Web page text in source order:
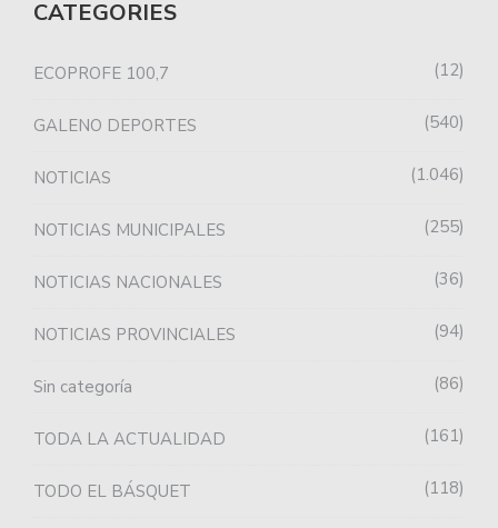
CATEGORIES
ECOPROFE 100,7 12
GALENO DEPORTES 540
NOTICIAS 1.046
NOTICIAS MUNICIPALES 255
NOTICIAS NACIONALES 36
NOTICIAS PROVINCIALES 94
Sin categoría 86
TODA LA ACTUALIDAD 161
TODO EL BÁSQUET 118